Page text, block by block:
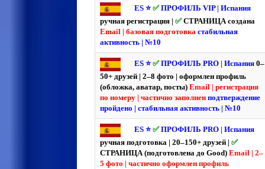
ES ⭐️ ✅ ПРОФИЛЬ VIP | Испания
ручная регистрация | ✅ СТРАНИЦА создана
Email | базовая подготовка стабильная
активность | №10
ES ⭐️ ✅ ПРОФИЛЬ PRO | Испания 0–
50+ друзей | 2–8 фото | оформлен профиль
(обложка, аватар, посты) Email | регистрация
по номеру | частично заполнен подтверждение
пройдено | стабильная активность | №10
ES ⭐️ ✅ ПРОФИЛЬ PRO | Испания
ручная подготовка | 20–150+ друзей | ✅
СТРАНИЦА (подготовлена до Good) Email | 2–
5 фото | частично оформлен профиль